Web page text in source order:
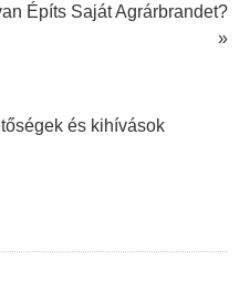
Építs Saját Agrárbrandet?
»
és kihívások